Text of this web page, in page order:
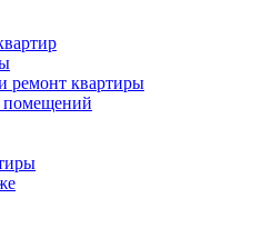
ремонт квартиры
помещений